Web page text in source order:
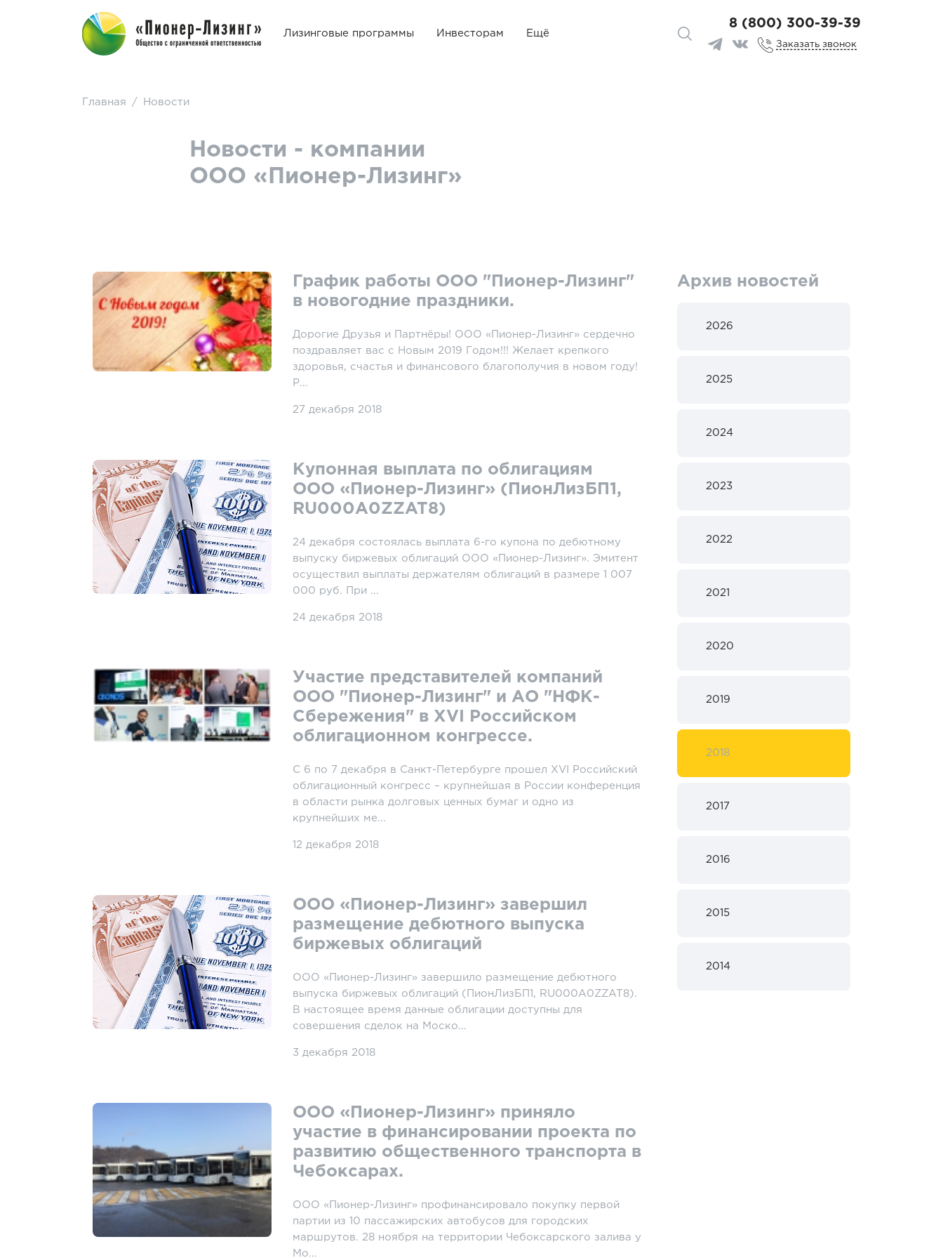
Лизинговые программы Инвесторам Ещё
8 (800) 300-39-39
Заказать звонок
Главная / Новости
Новости - компании
ООО «Пионер-Лизинг»
График работы ООО "Пионер-Лизинг"
в новогодние праздники.
Дорогие Друзья и Партнёры! ООО «Пионер-Лизинг» сердечно
поздравляет вас с Новым 2019 Годом!!! Желает крепкого
здоровья, счастья и финансового благополучия в новом году!
Р...
27 декабря 2018
Купонная выплата по облигациям
ООО «Пионер-Лизинг» (ПионЛизБП1,
RU000A0ZZAT8)
24 декабря состоялась выплата 6-го купона по дебютному
выпуску биржевых облигаций ООО «Пионер-Лизинг». Эмитент
осуществил выплаты держателям облигаций в размере 1 007
000 руб. При ...
24 декабря 2018
Участие представителей компаний
ООО "Пионер-Лизинг" и АО "НФК-
Сбережения" в XVI Российском
облигационном конгрессе.
С 6 по 7 декабря в Санкт-Петербурге прошел XVI Российский
облигационный конгресс – крупнейшая в России конференция
в области рынка долговых ценных бумаг и одно из
крупнейших ме...
12 декабря 2018
ООО «Пионер-Лизинг» завершил
размещение дебютного выпуска
биржевых облигаций
ООО «Пионер-Лизинг» завершило размещение дебютного
выпуска биржевых облигаций (ПионЛизБП1, RU000A0ZZAT8).
В настоящее время данные облигации доступны для
совершения сделок на Моско...
3 декабря 2018
ООО «Пионер-Лизинг» приняло
участие в финансировании проекта по
развитию общественного транспорта в
Чебоксарах.
ООО «Пионер-Лизинг» профинансировало покупку первой
партии из 10 пассажирских автобусов для городских
маршрутов. 28 ноября на территории Чебоксарского залива у
Мо...
Архив новостей
2026
2025
2024
2023
2022
2021
2020
2019
2018
2017
2016
2015
2014